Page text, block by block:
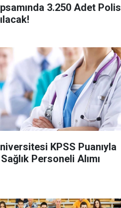
3.250 Adet Polis
KPSS Puanıyla
Personeli Alımı